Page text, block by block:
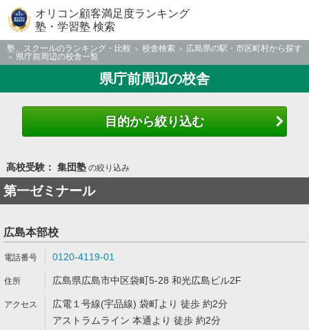
オリコン顧客満足度ランキング
塾・学習塾 検索
塾、スクールのランキング・比較 校舎検索
広島県の駅・市区町村から探す
県庁前周辺の校舎一覧
県庁前周辺の校舎
目的から絞り込む
高校受験： 集団塾の絞り込み
第一ゼミナール
広島本部校
0120-4119-01
広島県広島市中区袋町5-28 和光広島ビル2F
広電１号線(宇品線) 袋町より 徒歩 約2分
アストラムライン 本通より 徒歩 約2分